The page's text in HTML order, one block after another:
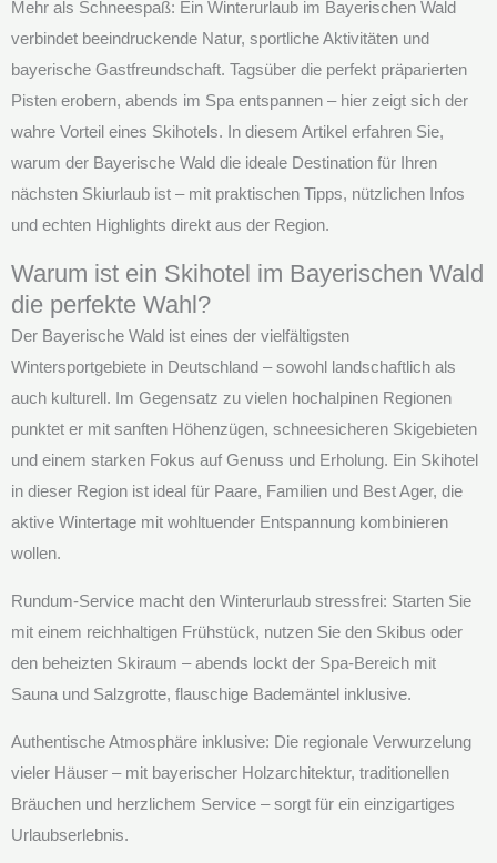
Mehr als Schneespaß: Ein Winterurlaub im Bayerischen Wald
verbindet beeindruckende Natur, sportliche Aktivitäten und
bayerische Gastfreundschaft. Tagsüber die perfekt präparierten
Pisten erobern, abends im Spa entspannen – hier zeigt sich der
wahre Vorteil eines Skihotels. In diesem Artikel erfahren Sie,
warum der Bayerische Wald die ideale Destination für Ihren
nächsten Skiurlaub ist – mit praktischen Tipps, nützlichen Infos
und echten Highlights direkt aus der Region.
Warum ist ein Skihotel im Bayerischen Wald
die perfekte Wahl?
Der Bayerische Wald ist eines der vielfältigsten
Wintersportgebiete in Deutschland – sowohl landschaftlich als
auch kulturell. Im Gegensatz zu vielen hochalpinen Regionen
punktet er mit sanften Höhenzügen, schneesicheren Skigebieten
und einem starken Fokus auf Genuss und Erholung. Ein Skihotel
in dieser Region ist ideal für Paare, Familien und Best Ager, die
aktive Wintertage mit wohltuender Entspannung kombinieren
wollen.
Rundum-Service macht den Winterurlaub stressfrei: Starten Sie
mit einem reichhaltigen Frühstück, nutzen Sie den Skibus oder
den beheizten Skiraum – abends lockt der Spa-Bereich mit
Sauna und Salzgrotte, flauschige Bademäntel inklusive.
Authentische Atmosphäre inklusive: Die regionale Verwurzelung
vieler Häuser – mit bayerischer Holzarchitektur, traditionellen
Bräuchen und herzlichem Service – sorgt für ein einzigartiges
Urlaubserlebnis.